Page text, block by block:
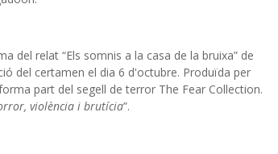
del relat “Els somnis a la casa de la bruixa” de
del certamen el dia 6 d'octubre. Produïda per
part del segell de terror The Fear Collection.
violència i brutícia”.